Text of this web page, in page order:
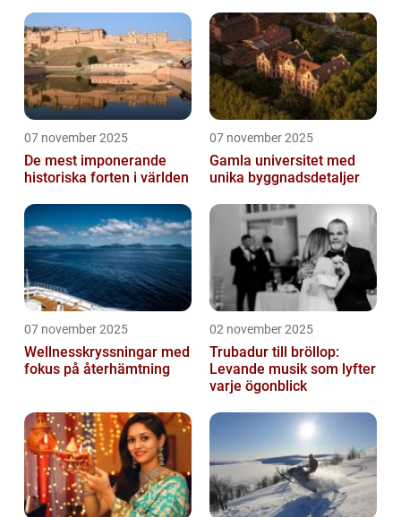
07 november 2025
De mest imponerande
historiska forten i världen
07 november 2025
Gamla universitet med
unika byggnadsdetaljer
07 november 2025
Wellnesskryssningar med
fokus på återhämtning
02 november 2025
Trubadur till bröllop:
Levande musik som lyfter
varje ögonblick